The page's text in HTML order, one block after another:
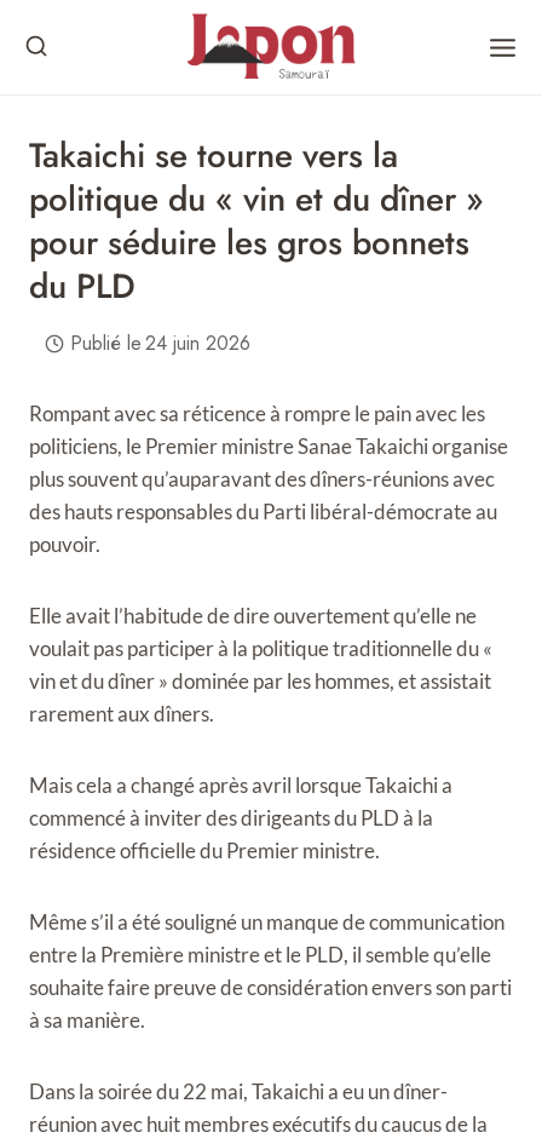
Takaichi se tourne vers la
politique du « vin et du dîner »
pour séduire les gros bonnets
du PLD
Publié le24 juin 2026
Rompant avec sa réticence à rompre le pain avec les
politiciens, le Premier ministre Sanae Takaichi organise
plus souvent qu’auparavant des dîners-réunions avec
des hauts responsables du Parti libéral-démocrate au
pouvoir.
Elle avait l’habitude de dire ouvertement qu’elle ne
voulait pas participer à la politique traditionnelle du «
vin et du dîner » dominée par les hommes, et assistait
rarement aux dîners.
Mais cela a changé après avril lorsque Takaichi a
commencé à inviter des dirigeants du PLD à la
résidence officielle du Premier ministre.
Même s’il a été souligné un manque de communication
entre la Première ministre et le PLD, il semble qu’elle
souhaite faire preuve de considération envers son parti
à sa manière.
Dans la soirée du 22 mai, Takaichi a eu un dîner-
réunion avec huit membres exécutifs du caucus de la